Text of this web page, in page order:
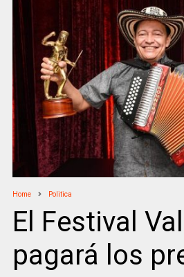
Home Politica
El Festival
pagará los